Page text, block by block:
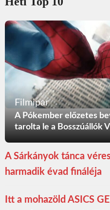
Filmipar
A Pókember előzetes
tarolta le a Bosszúállók
A Sárkányok tánca
harmadik évad fináléja
Itt a mohazöld ASICS